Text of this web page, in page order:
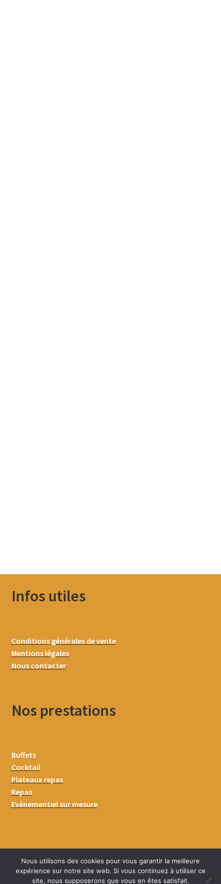
Infos utiles
Conditions générales de vente
Mentions légales
Nous contacter
Nos prestations
Buffets
Cocktail
Plateaux repas
Repas
Evènementiel sur mesure
Nous utilisons des cookies pour vous garantir la meilleure
expérience sur notre site web. Si vous continuez à utiliser ce
site, nous supposerons que vous en êtes satisfait.